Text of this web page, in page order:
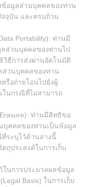
ข้อมูลส่วนบุคคลของท่าน
จุบัน และครบถ้วน
Portability): ท่านมี
ลส่วนบุคคลของท่านไป
ธีการส่งผ่านอัตโนมัติ
ส่วนบุคคลของท่าน
รือถ่ายโอนไปยังผู้
ในกรณีที่ไม่สามารถ
ท่านมีสิทธิขอ
บุคคลของท่านเป็นข้อมูล
ระบุไว้ด้านล่างนี้
ถุประสงค์ในการเก็บ
ในการประมวลผลข้อมูล
Basis) ในการเก็บ